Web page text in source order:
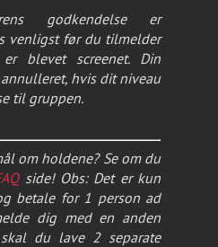
godkendelse er
venligst før du tilmelder
blevet screenet. Din
hvis dit niveau
til gruppen.
om holdene? Se om du
side! Obs: Det er kun
betale for 1 person ad
dig med en anden
du lave 2 separate